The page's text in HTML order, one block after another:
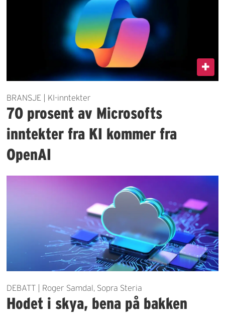
BRANSJE | KI-inntekter
70 prosent av Microsofts
inntekter fra KI kommer fra
OpenAI
DEBATT | Roger Samdal, Sopra Steria
Hodet i skya, bena på bakken